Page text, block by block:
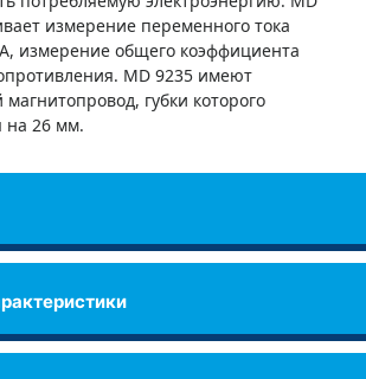
измерение переменного тока
А, измерение общего коэффициента
MD 9235 имеют
губки которого
на 26 мм.